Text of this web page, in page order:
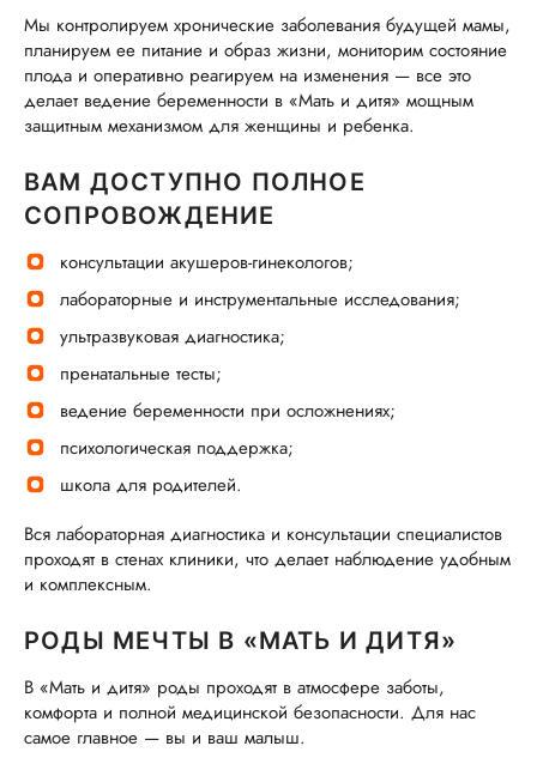
Мы контролируем хронические заболевания будущей мамы,
планируем ее питание и образ жизни, мониторим состояние
плода и оперативно реагируем на изменения — все это
делает ведение беременности в «Мать и дитя» мощным
защитным механизмом для женщины и ребенка.
ВАМ ДОСТУПНО ПОЛНОЕ
СОПРОВОЖДЕНИЕ
консультации акушеров-гинекологов;
лабораторные и инструментальные исследования;
ультразвуковая диагностика;
пренатальные тесты;
ведение беременности при осложнениях;
психологическая поддержка;
школа для родителей.
Вся лабораторная диагностика и консультации специалистов
проходят в стенах клиники, что делает наблюдение удобным
и комплексным.
РОДЫ МЕЧТЫ В «МАТЬ И ДИТЯ»
В «Мать и дитя» роды проходят в атмосфере заботы,
комфорта и полной медицинской безопасности. Для нас
самое главное — вы и ваш малыш.